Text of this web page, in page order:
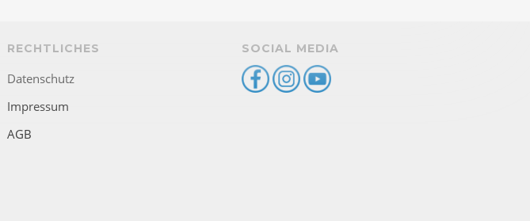
RECHTLICHES
Datenschutz
Impressum
AGB
SOCIAL MEDIA